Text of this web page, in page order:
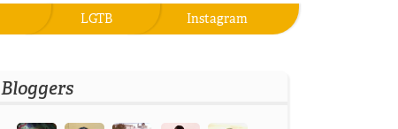
Instagram
LGTB
Bloggers